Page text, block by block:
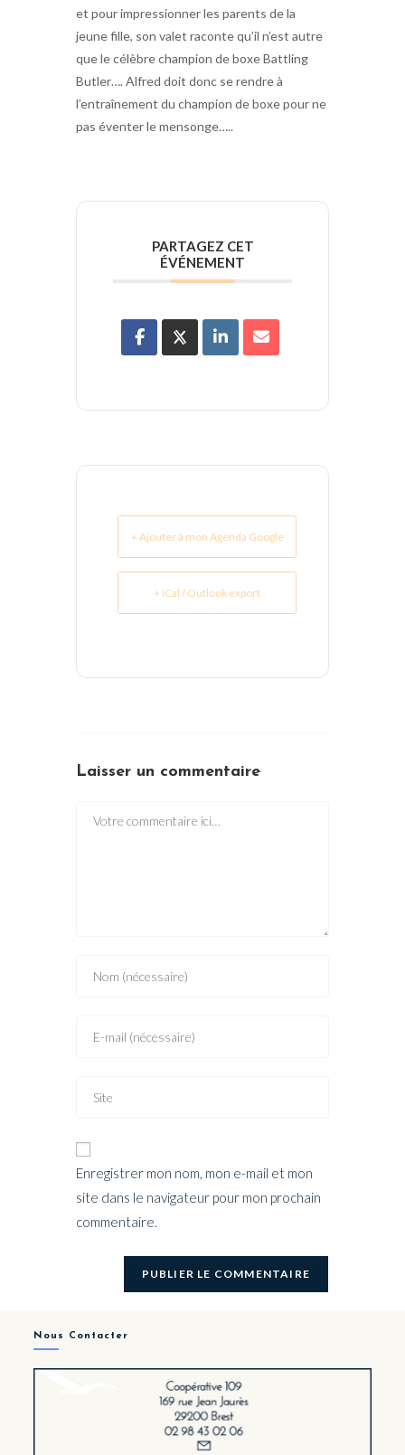
et pour impressionner les parents de la
jeune fille, son valet raconte qu’il n’est autre
que le célèbre champion de boxe Battling
Butler…. Alfred doit donc se rendre à
l’entraînement du champion de boxe pour ne
pas éventer le mensonge…..
PARTAGEZ CET
ÉVÉNEMENT
+ Ajouter à mon Agenda Google
+ iCal / Outlook export
Laisser un commentaire
Enregistrer mon nom, mon e-mail et mon
site dans le navigateur pour mon prochain
commentaire.
Nous Contacter